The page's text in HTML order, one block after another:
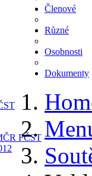
FČST
Členové
Různé
Osobnosti
Dokumenty